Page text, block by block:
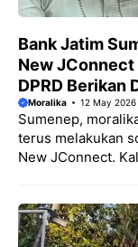
Bank Jatim
New
DPRD Berikan
Moralika 12 May 2026
Sumenep,
terus melakukan
New JConnect.